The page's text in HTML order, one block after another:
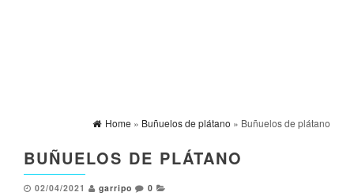
Home » Buñuelos de plátano » Buñuelos de plátano
BUÑUELOS DE PLÁTANO
02/04/2021 garripo 0